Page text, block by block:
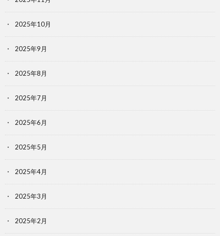
2025年10月
2025年9月
2025年8月
2025年7月
2025年6月
2025年5月
2025年4月
2025年3月
2025年2月